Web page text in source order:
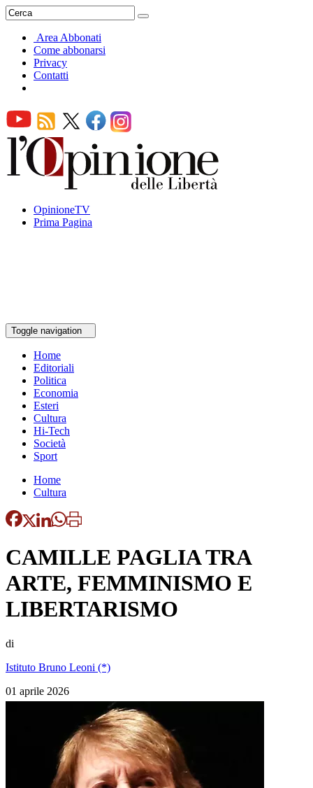
Area Abbonati
Come abbonarsi
Privacy
Contatti
OpinioneTV
Prima Pagina
Toggle navigation
Home
Editoriali
Politica
Economia
Esteri
Cultura
Hi-Tech
Società
Sport
Home
Cultura
CAMILLE PAGLIA TRA
ARTE, FEMMINISMO E
LIBERTARISMO
di
Istituto Bruno Leoni (*)
01 aprile 2026